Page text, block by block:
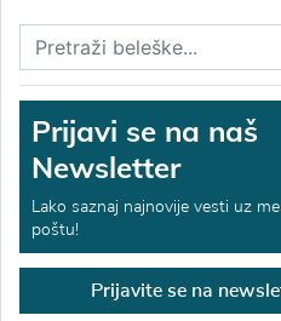
Prijavi se na naš
Newsletter
Lako saznaj najnovije vesti uz
poštu!
Prijavite se na